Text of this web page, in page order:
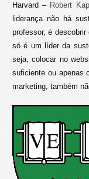
Harvard – Robert
liderança não há
professor, é
só é um líder da
seja, colocar no
suficiente ou apenas
marketing, também